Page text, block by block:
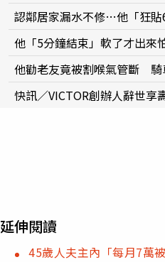
認鄰居家漏水不修…他「狂
他「5分鐘結束」軟了才出
他勸老友竟被割喉氣管斷 騎
快訊／VICTOR創辦人辭世
延伸閱讀
45歲人夫主內「每月7萬